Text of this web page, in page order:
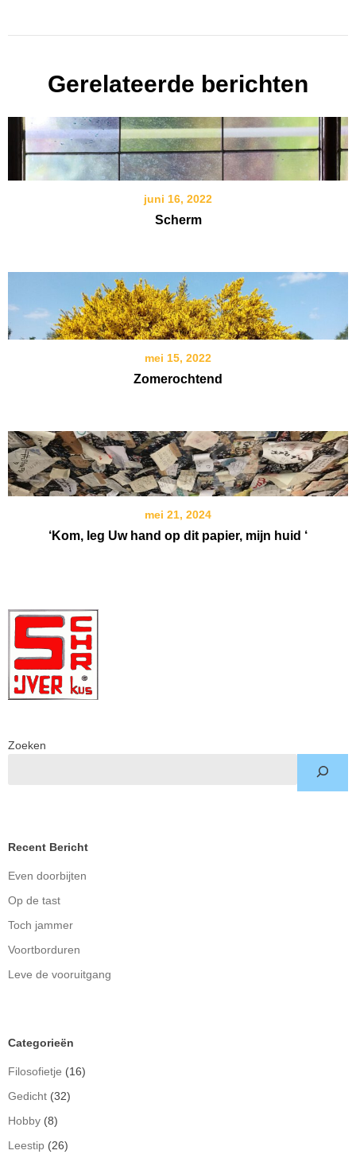
Gerelateerde berichten
juni 16, 2022
Scherm
mei 15, 2022
Zomerochtend
mei 21, 2024
‘Kom, leg Uw hand op dit papier, mijn huid ‘
Zoeken
Recent Bericht
Even doorbijten
Op de tast
Toch jammer
Voortborduren
Leve de vooruitgang
Categorieën
Filosofietje (16)
Gedicht (32)
Hobby (8)
Leestip (26)